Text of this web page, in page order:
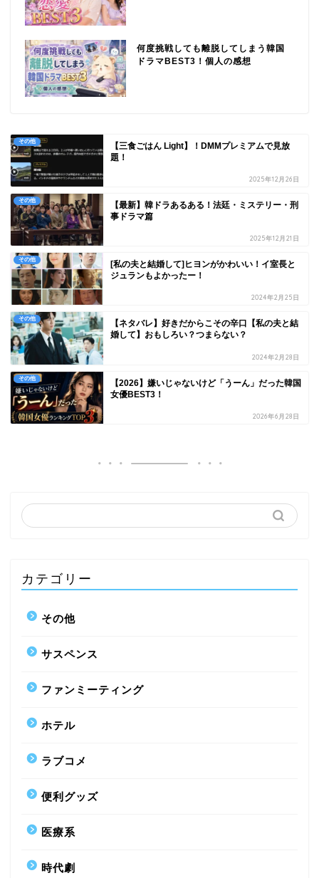
何度挑戦しても離脱してしまう韓国
ドラマBEST3！個人の感想
その他
【三食ごはん Light】！DMMプレミアムで見放
題！
2025年12月26日
その他
【最新】韓ドラあるある！法廷・ミステリー・刑
事ドラマ篇
2025年12月21日
その他
[私の夫と結婚して]ヒヨンがかわいい！イ室長と
ジュランもよかったー！
2024年2月25日
その他
【ネタバレ】好きだからこその辛口【私の夫と結
婚して】おもしろい？つまらない？
2024年2月28日
その他
【2026】嫌いじゃないけど「うーん」だった韓国
女優BEST3！
2026年6月28日
カテゴリー
その他
サスペンス
ファンミーティング
ホテル
ラブコメ
便利グッズ
医療系
時代劇